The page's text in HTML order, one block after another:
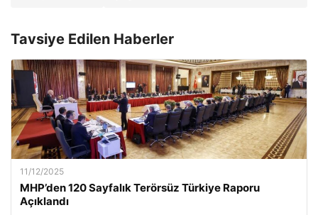
Tavsiye Edilen Haberler
11/12/2025
MHP’den 120 Sayfalık Terörsüz Türkiye Raporu
Açıklandı